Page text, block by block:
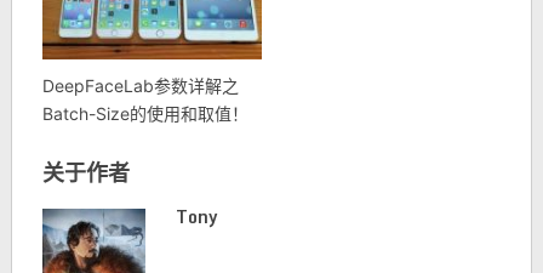
DeepFaceLab参数详解之
Batch-Size的使用和取值！
关于作者
Tony